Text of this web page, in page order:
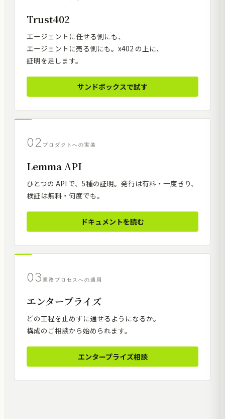
Trust402
エージェントに任せる側にも、
エージェントに売る側にも。x402 の上に、
証明を足します。
サンドボックスで試す
02 プロダクトへの実装
Lemma API
ひとつの API で、5種の証明。発行は有料・一度きり、
検証は無料・何度でも。
ドキュメントを読む
03 業務プロセスへの適用
エンタープライズ
どの工程を止めずに通せるようになるか。
構成のご相談から始められます。
エンタープライズ相談